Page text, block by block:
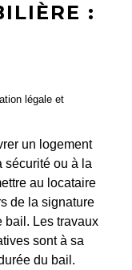
:
légale et
un logement
sécurité ou à la
au locataire
de la signature
bail. Les travaux
sont à sa
du bail.